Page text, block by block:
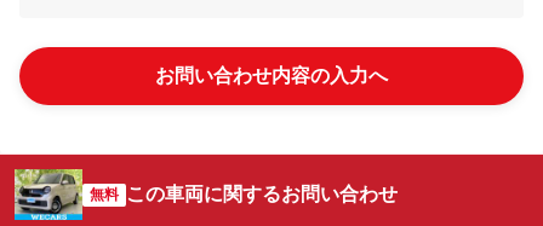
お問い合わせ内容の入力へ
無料 この車両に関するお問い合わせ